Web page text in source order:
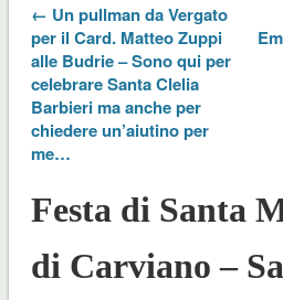
← Un pullman da Vergato
per il Card. Matteo Zuppi
alle Budrie – Sono qui per
celebrare Santa Clelia
Barbieri ma anche per
chiedere un’aiutino per
me…
Festa di Santa
di Carviano –